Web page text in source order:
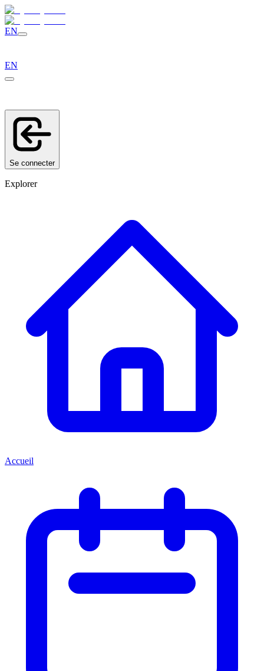
EN
EN
Se connecter
Explorer
Accueil